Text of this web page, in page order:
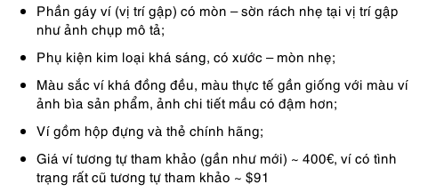
Phần gáy ví (vị trí gập) có mòn – sờn rách nhẹ tại vị trí gập
như ảnh chụp mô tả;
Phụ kiện kim loại khá sáng, có xước – mòn nhẹ;
Màu sắc ví khá đồng đều, màu thực tế gần giống với màu ví
ảnh bìa sản phẩm, ảnh chi tiết mầu có đậm hơn;
Ví gồm hộp đựng và thẻ chính hãng;
Giá ví tương tự tham khảo (gần như mới) ~ 400€, ví có tình
trạng rất cũ tương tự tham khảo ~ $91